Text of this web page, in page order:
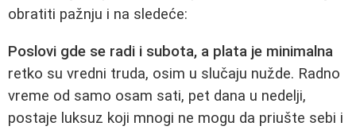
obratiti pažnju i na sledeće:
Poslovi gde se radi i subota, a plata je minimalna
retko su vredni truda, osim u slučaju nužde. Radno
vreme od samo osam sati, pet dana u nedelji,
postaje luksuz koji mnogi ne mogu da priušte sebi i